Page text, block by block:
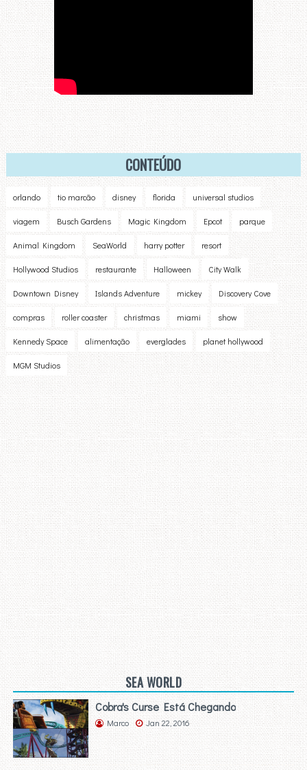
CONTEÚDO
orlando tio marcão disney florida universal studios
viagem Busch Gardens Magic Kingdom Epcot parque
Animal Kingdom SeaWorld harry potter resort
Hollywood Studios restaurante Halloween City Walk
Downtown Disney Islands Adventure mickey Discovery Cove
compras roller coaster christmas miami show
Kennedy Space alimentação everglades planet hollywood
MGM Studios
SEA WORLD
Cobra's Curse Está Chegando
Marco Jan 22, 2016